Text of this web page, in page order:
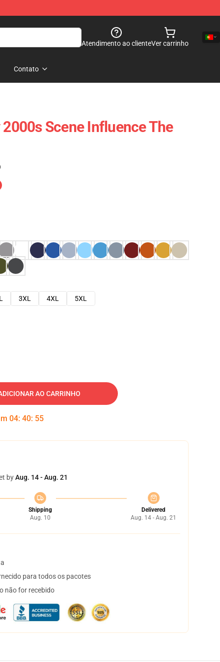
Atendimento ao clienteVer carrinho
Contato
Scene Influence The
3XL 4XL 5XL
AO CARRINHO
04: 40: 54
byAug. 14 - Aug. 21
Shipping
Aug. 10
Delivered
Aug. 14 - Aug. 21
para todos os pacotes
não for recebido